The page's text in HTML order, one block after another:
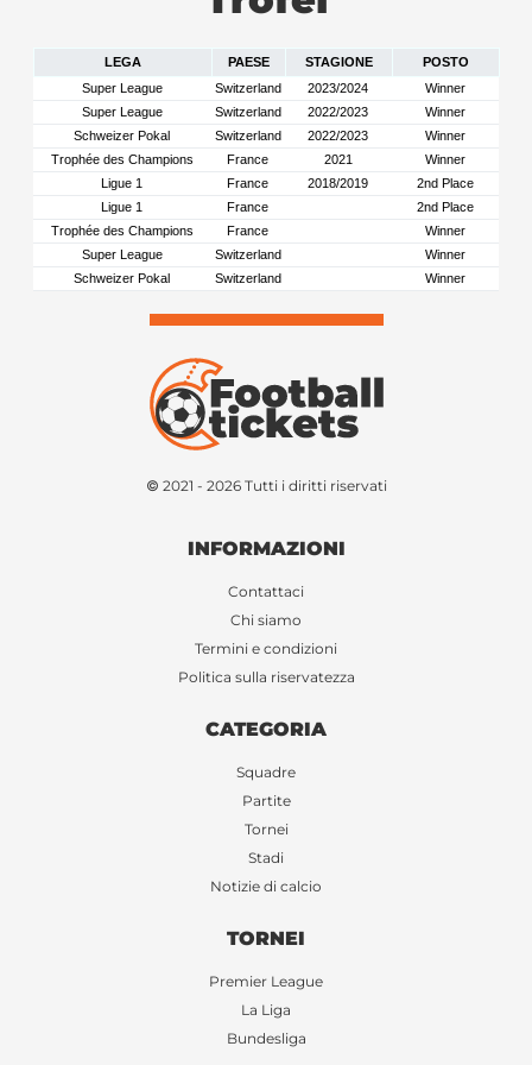
LEGA PAESE STAGIONE
POSTO
Super League
Switzerland 2023/2024
Winner
Super League
Switzerland 2022/2023
Winner
Schweizer Pokal
Switzerland 2022/2023
Winner
Trophée des Champions
France 2021
Winner
Ligue 1
France 2018/2019
2nd Place
Ligue 1
France
2nd Place
Trophée des Champions
France
Winner
Super League
Switzerland
Winner
Schweizer Pokal
Switzerland Winner
© 2021 - 2026 Tutti i diritti riservati
INFORMAZIONI
Contattaci
Chi siamo
Termini e condizioni
Politica sulla riservatezza
CATEGORIA
Squadre
Partite
Tornei
Stadi
Notizie di calcio
TORNEI
Premier League
La Liga
Bundesliga